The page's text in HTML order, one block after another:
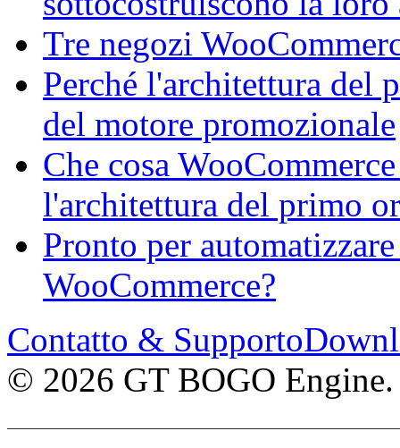
Tre negozi
Perché l'architettura del
del motore promozionale
Che cosa
l'architettura del primo
Pronto per
WooCommerce?
Contatto & Supporto
© 2026 GT BOGO